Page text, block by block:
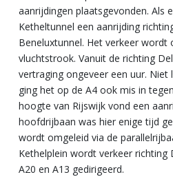
aanrijdingen plaatsgevonden. Als
Ketheltunnel een aanrijding
Beneluxtunnel. Het verkeer wordt
vluchtstrook. Vanuit de richting
vertraging ongeveer een uur. Niet
ging het op de A4 ook mis in
hoogte van Rijswijk vond een
hoofdrijbaan was hier enige tijd
wordt omgeleid via de
Kethelplein wordt verkeer richting
A20 en A13 gedirigeerd.